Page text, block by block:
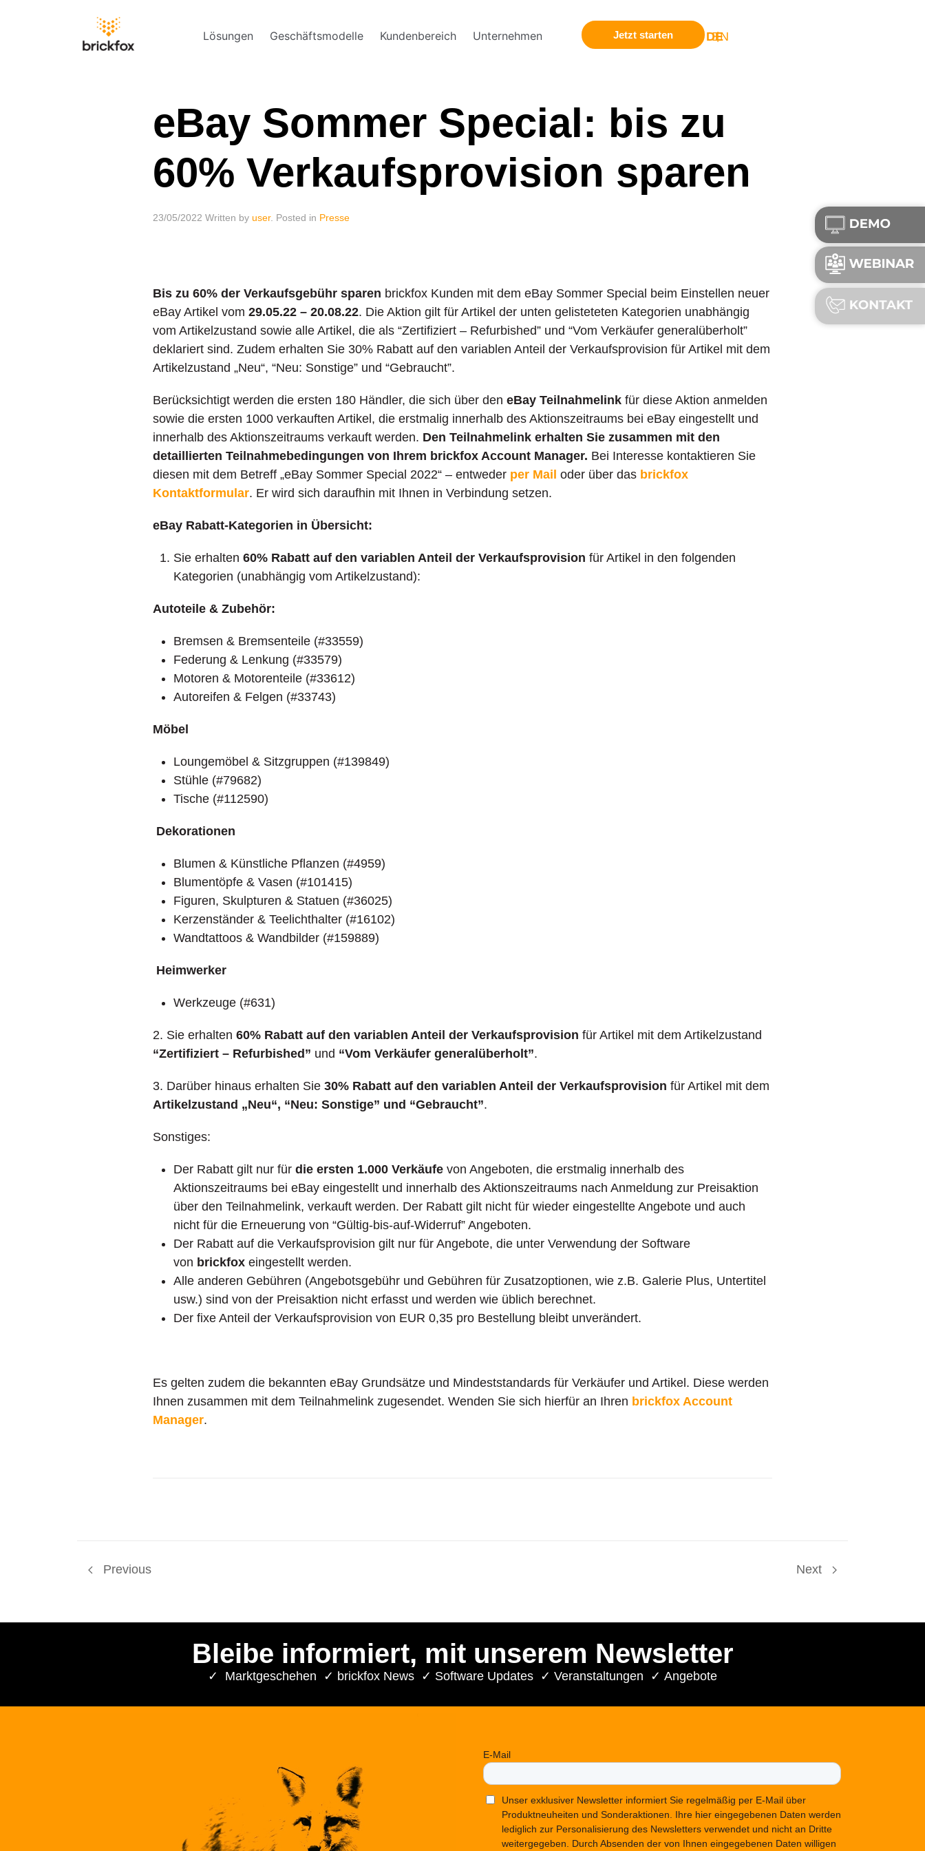
Lösungen Geschäftsmodelle Kundenbereich Unternehmen Jetzt starten DE
|
EN
eBay Sommer Special: bis zu
60% Verkaufsprovision sparen
23/05/2022 Written by user. Posted in Presse
Bis zu 60% der Verkaufsgebühr sparen brickfox Kunden mit dem eBay Sommer Special beim Einstellen neuer
eBay Artikel vom 29.05.22 – 20.08.22. Die Aktion gilt für Artikel der unten gelisteteten Kategorien unabhängig
vom Artikelzustand sowie alle Artikel, die als “Zertifiziert – Refurbished” und “Vom Verkäufer generalüberholt”
deklariert sind. Zudem erhalten Sie 30% Rabatt auf den variablen Anteil der Verkaufsprovision für Artikel mit dem
Artikelzustand „Neu“, “Neu: Sonstige” und “Gebraucht”.
Berücksichtigt werden die ersten 180 Händler, die sich über den eBay Teilnahmelink für diese Aktion anmelden
sowie die ersten 1000 verkauften Artikel, die erstmalig innerhalb des Aktionszeitraums bei eBay eingestellt und
innerhalb des Aktionszeitraums verkauft werden. Den Teilnahmelink erhalten Sie zusammen mit den
detaillierten Teilnahmebedingungen von Ihrem brickfox Account Manager. Bei Interesse kontaktieren Sie
diesen mit dem Betreff „eBay Sommer Special 2022“ – entweder per Mail oder über das brickfox
Kontaktformular. Er wird sich daraufhin mit Ihnen in Verbindung setzen.
eBay Rabatt-Kategorien in Übersicht:
Sie erhalten 60% Rabatt auf den variablen Anteil der Verkaufsprovision für Artikel in den folgenden
Kategorien (unabhängig vom Artikelzustand):
Autoteile & Zubehör:
Bremsen & Bremsenteile (#33559)
Federung & Lenkung (#33579)
Motoren & Motorenteile (#33612)
Autoreifen & Felgen (#33743)
Möbel
Loungemöbel & Sitzgruppen (#139849)
Stühle (#79682)
Tische (#112590)
Dekorationen
Blumen & Künstliche Pflanzen (#4959)
Blumentöpfe & Vasen (#101415)
Figuren, Skulpturen & Statuen (#36025)
Kerzenständer & Teelichthalter (#16102)
Wandtattoos & Wandbilder (#159889)
Heimwerker
Werkzeuge (#631)
2. Sie erhalten 60% Rabatt auf den variablen Anteil der Verkaufsprovision für Artikel mit dem Artikelzustand
“Zertifiziert – Refurbished” und “Vom Verkäufer generalüberholt”.
3. Darüber hinaus erhalten Sie 30% Rabatt auf den variablen Anteil der Verkaufsprovision für Artikel mit dem
Artikelzustand „Neu“, “Neu: Sonstige” und “Gebraucht”.
Sonstiges:
Der Rabatt gilt nur für die ersten 1.000 Verkäufe von Angeboten, die erstmalig innerhalb des
Aktionszeitraums bei eBay eingestellt und innerhalb des Aktionszeitraums nach Anmeldung zur Preisaktion
über den Teilnahmelink, verkauft werden. Der Rabatt gilt nicht für wieder eingestellte Angebote und auch
nicht für die Erneuerung von “Gültig-bis-auf-Widerruf” Angeboten.
Der Rabatt auf die Verkaufsprovision gilt nur für Angebote, die unter Verwendung der Software
von brickfox eingestellt werden.
Alle anderen Gebühren (Angebotsgebühr und Gebühren für Zusatzoptionen, wie z.B. Galerie Plus, Untertitel
usw.) sind von der Preisaktion nicht erfasst und werden wie üblich berechnet.
Der fixe Anteil der Verkaufsprovision von EUR 0,35 pro Bestellung bleibt unverändert.
Es gelten zudem die bekannten eBay Grundsätze und Mindeststandards für Verkäufer und Artikel. Diese werden
Ihnen zusammen mit dem Teilnahmelink zugesendet. Wenden Sie sich hierfür an Ihren brickfox Account
Manager.
Previous Next
Bleibe informiert, mit unserem Newsletter
✓ Marktgeschehen ✓ brickfox News ✓ Software Updates ✓ Veranstaltungen ✓ Angebote
E-Mail
Unser exklusiver Newsletter informiert Sie regelmäßig per E-Mail über
Produktneuheiten und Sonderaktionen. Ihre hier eingegebenen Daten werden
lediglich zur Personalisierung des Newsletters verwendet und nicht an Dritte
weitergegeben. Durch Absenden der von Ihnen eingegebenen Daten willigen